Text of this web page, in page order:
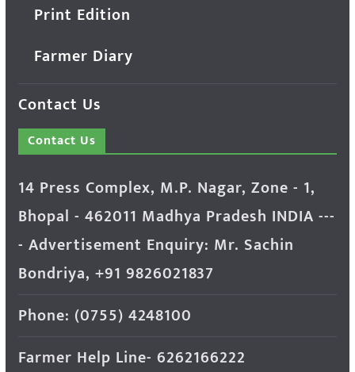
Print Edition
Farmer Diary
Contact Us
Contact Us
14 Press Complex, M.P. Nagar, Zone - 1,
Bhopal - 462011 Madhya Pradesh INDIA ---
- Advertisement Enquiry: Mr. Sachin
Bondriya, +91 9826021837
Phone: (0755) 4248100
Farmer Help Line- 6262166222